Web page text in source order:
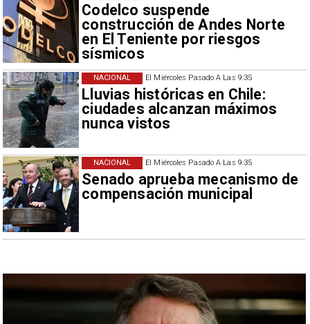
Codelco suspende
construcción de Andes Norte
en El Teniente por riesgos
sísmicos
El Miércoles Pasado A Las 9:35
Lluvias históricas en Chile:
ciudades alcanzan máximos
nunca vistos
NACIONAL
El Miércoles Pasado A Las 9:35
Senado aprueba mecanismo de
compensación municipal
NACIONAL